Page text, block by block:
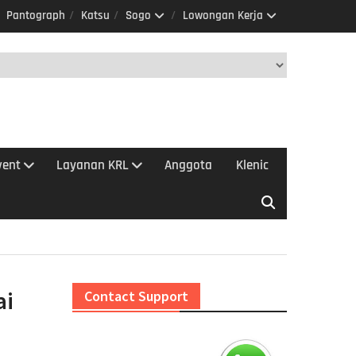
Pantograph Katsu Sogo Lowongan Kerja
Layanan KRL Anggota Klenic
Contact Support